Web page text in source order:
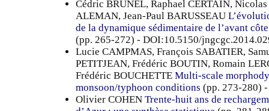
Cédric BRUNEL, Raphael CERTAIN,
ALEMAN, Jean-Paul BARUSSEAU
de la dynamique sédimentaire de l’avant
(pp. 265-272) - DOI:10.5150/
Lucie CAMPMAS, François SABATIER,
PETITJEAN, Frédéric BOUTIN, Romain
Frédéric BOUCHETTE Multi-scale
monsoon/typhoon conditions (pp. 273-280)
Olivier COHEN Trente-huit ans de